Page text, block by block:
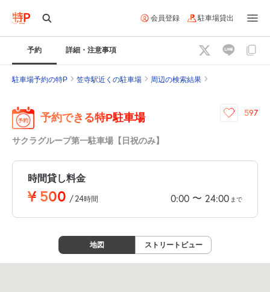
会員登録 駐車場貸出
予約 詳細・注意事項
駐車場予約の特P 笠寺駅近くの駐車場 周辺の検索結果
予約できる特P駐車場
サクラグループ第一駐車場【日祝のみ】
597
時間貸し料金
¥ 500 /24時間 0:00 〜 24:00 まで
地図 ストリートビュー